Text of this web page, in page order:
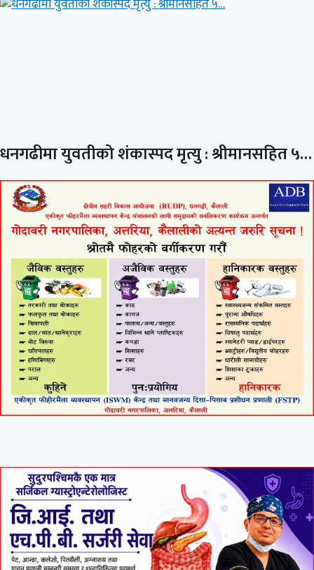
धनगढीमा युवतीको शंकास्पद मृत्यु : श्रीमानसहित ५…